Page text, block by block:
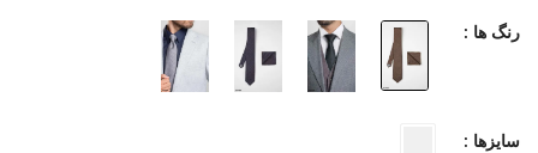
رنگ ها :
سایزها :